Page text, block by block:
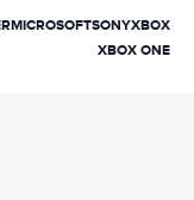
MICROSOFTSONYXBOX
XBOX ONE